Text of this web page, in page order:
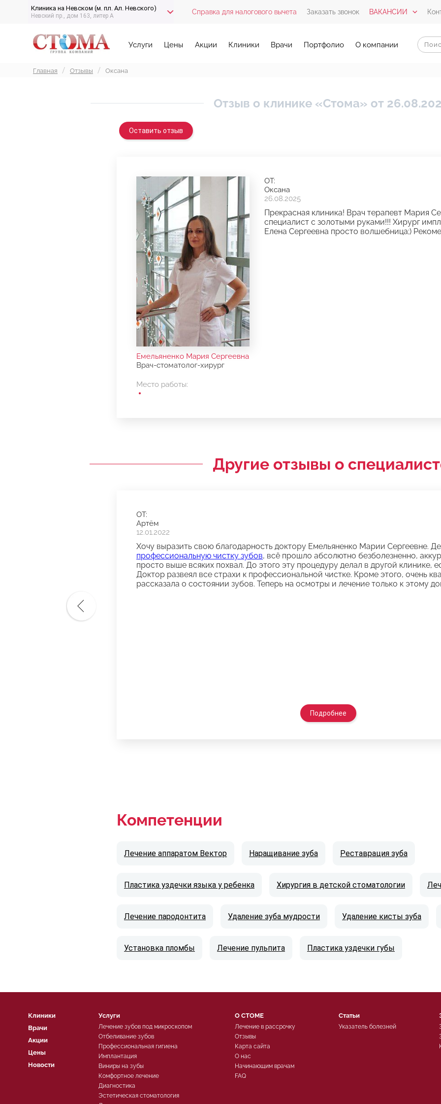
Клиника на Невском (м. пл. Ал. Невского)
Невский пр., дом 163, литер А Справка для налогового вычета Заказать звонок ВАКАНСИИ
Услуги Цены Акции Клиники Врачи Портфолио О компании
Главная Отзывы Оксана
Отзыв о клинике «Стома» от
Оставить отзыв
Емельяненко Мария Сергеевна
Врач-стоматолог-хирург
Место работы:
ОТ:
Оксана
26.08.2025
Прекрасная клиника! Врач терапевт Мария
специалист с золотыми руками!!! Хирург
Елена Сергеевна просто волшебница;)
Другие отзывы о
ОТ:
Артём
12.01.2022
Хочу выразить свою благодарность доктору Емельяненко Марии Сергеевне.
профессиональную чистку зубов, всё прошло абсолютно безболезненно,
просто выше всяких похвал. До этого эту процедуру делал в другой клинике,
Доктор развеял все страхи к профессиональной чистке. Кроме этого, очень
рассказала о состоянии зубов. Теперь на осмотры и лечение только к этому
Подробнее
Компетенции
Лечение аппаратом Вектор Наращивание зуба Реставрация зуба
Пластика уздечки языка у ребенка Хирургия в детской стоматологии
Лечение пародонтита Удаление зуба мудрости Удаление кисты зуба
Установка пломбы Лечение пульпита Пластика уздечки губы
Клиники
Врачи
Акции
Цены
Новости
Услуги
Лечение зубов под микроскопом
Отбеливание зубов
Профессиональная гигиена
Имплантация
Виниры на зубы
Комфортное лечение
Диагностика
Эстетическая стоматология
О СТОМЕ
Лечение в рассрочку
Отзывы
Карта сайта
О нас
Начинающим врачам
FAQ
Статьи
Указатель болезней